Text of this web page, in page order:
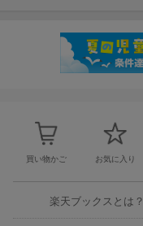
買い物かご お気に入り
楽天ブックスとは？